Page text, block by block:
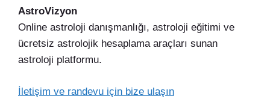
AstroVizyon
Online astroloji danışmanlığı, astroloji eğitimi ve
ücretsiz astrolojik hesaplama araçları sunan
astroloji platformu.
İletişim ve randevu için bize ulaşın